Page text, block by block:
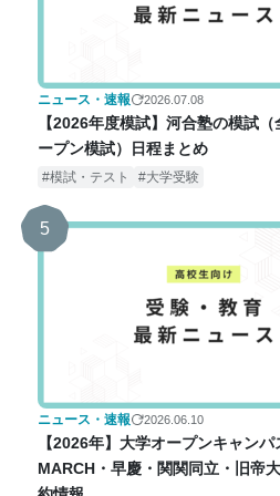
ニュース・速報 2026.07.08
【2026年度模試】河合塾の模試
ープン模試）日程まとめ
模試・テスト 大学受験
5
ニュース・速報 2026.06.10
【2026年】大学オープンキャン
MARCH・早慶・関関同立・旧帝